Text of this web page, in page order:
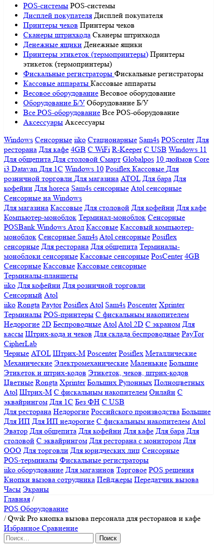
POS-системы POS-системы
Дисплей покупателя Дисплей покупателя
Принтеры чеков Принтеры чеков
Сканеры штрихкода Сканеры штрихкода
Денежные ящики Денежные ящики
Принтеры этикеток (термопринтеры) Принтеры
этикеток (термопринтеры)
Фискальные регистраторы Фискальные регистраторы
Кассовые аппараты Кассовые аппараты
Весовое оборудование Весовое оборудование
Оборудование Б/У Оборудование Б/У
Все POS-оборудование Все POS-оборудование
Аксессуары Аксессуары
Windows Сенсорные iiko Стационарные Sam4s POScenter Для
ресторана Для кафе 4GB С WiFi R-Keeper С USB Windows 11
Для общепита Для столовой Смарт Globalpos 10 дюймов Core
i3 Datavan Для 1С Windows 10 Posiflex Кассовые Для
розничной торговли Для магазина ATOL Для бара Для
кофейни Для horeca Sam4s сенсорные Atol сенсорные
Сенсорные на Windows
Для магазина Кассовые Для столовой Для кофейни Для кафе
Компьютер-моноблок Терминал-моноблок Сенсорные
POSBank Windows Атол Кассовые Кассовый компьютер-
моноблок Сенсорные Sam4sAtol сенсорные Posiflex
сенсорные Для ресторана Для общепита Терминалы-
моноблоки сенсорные Кассовые сенсорные PosCenter 4GB
Сенсорные Кассовые Кассовые сенсорные
Терминалы-планшеты
iiko Для кофейни Для розничной торговли
Сенсорный Atol
iiko Rongta Paytor PosiflexAtol Sam4s Poscenter Xprinter
Терминалы POS-принтеры С фискальным накопителем
Недорогие 2D Беспроводные AtolAtol 2D С экраном Для
кассы Штрих-кода и чеков Для склада беспроводные PayTor
CipherLab
Черные ATOL Штрих-М Poscenter Posiflex Металлические
Механические Электромеханические Маленькие Большие
Этикеток и штрих-кодов Этикеток, чеков, штрих-кодов
Цветные Rongta Xprinter Больших Рулонных Полноцветных
Atol Штрих-М С фискальным накопителем Онлайн С
эквайрингом Для 1С Без ФН С USB
Для ресторана Недорогие Российского производства Большие
Для ИП Для ИП недорогие С фискальным накопителем Atol
Эватор Для общепита Для кофейни Для кафе Для бара Для
столовой С эквайрингом Для ресторана с монитором Для
ООО Для торговли Для юридческих лиц Сенсорные
POS-терминалы Фискальные регистраторы
iiko оборудование Для магазинов Торговое POS решения
Кнопки вызова сотрудника Пейджеры Передатчик вызова
Часы Экраны
Главная /
POS Оборудование
/Qwik Pro кнопка вызова персонала для ресторанов и кафе
Избранное Сравнение
Найти: